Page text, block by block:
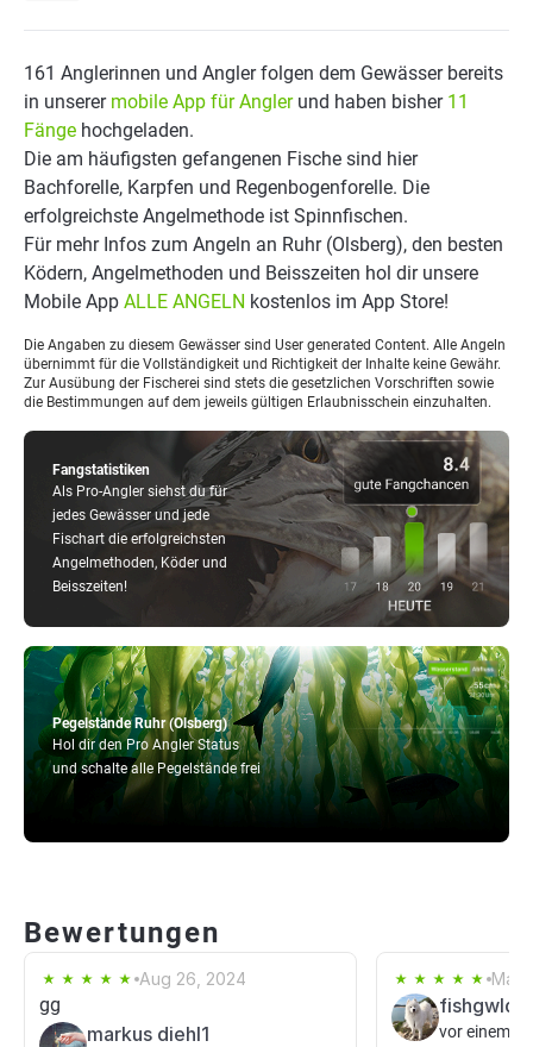
Pegelstände Ruhr (Olsberg)
Hol dir den Pro Angler Status
und schalte alle Pegelstände frei
Fangstatistiken
Als Pro-Angler siehst du für
jedes Gewässer und jede
Fischart die erfolgreichsten
Angelmethoden, Köder und
Beisszeiten!
161 Anglerinnen und Angler folgen dem Gewässer bereits
in unserer mobile App für Anglerund haben bisher 11
Fänge hochgeladen.
Die am häufigsten gefangenen Fische sind hier
Bachforelle, Karpfen und Regenbogenforelle. Die
erfolgreichste Angelmethode ist Spinnfischen.
Für mehr Infos zum Angeln an Ruhr (Olsberg), den besten
Ködern, Angelmethoden und Beisszeiten hol dir unsere
Mobile App ALLE ANGELN kostenlos im App Store!
Die Angaben zu diesem Gewässer sind User generated Content. Alle Angeln
übernimmt für die Vollständigkeit und Richtigkeit der Inhalte keine Gewähr.
Zur Ausübung der Fischerei sind stets die gesetzlichen Vorschriften sowie
die Bestimmungen auf dem jeweils gültigen Erlaubnisschein einzuhalten.
Bewertungen
Aug 26, 2024
gg
markus diehl1
May
vor einem